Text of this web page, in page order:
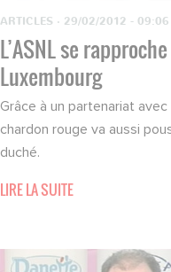
ARTICLES · 29/02/2012 - 09:06
L’ASNL se
Luxembourg
Grâce à un partenariat avec
chardon rouge va aussi
duché.
LIRE LA SUITE